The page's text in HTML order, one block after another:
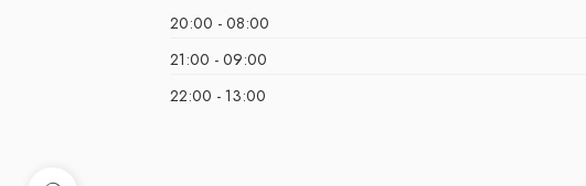
08:00 - 20:00
09:00 - 21:00
13:00 - 22:00